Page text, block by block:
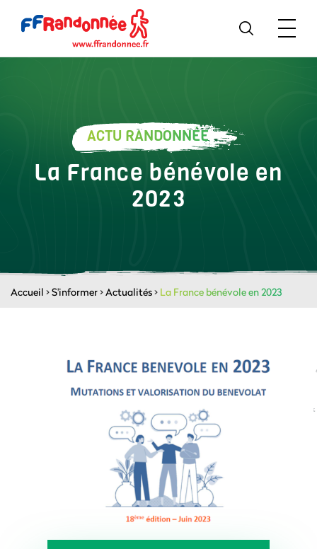
ACTU RANDONNÉE
La France bénévole en
2023
Accueil >S'informer>Actualités> La France bénévole en 2023